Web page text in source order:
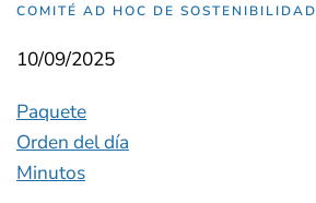
COMITÉ AD HOC DE SOSTENIBILIDAD
10/09/2025
Paquete
Orden del día
Minutos